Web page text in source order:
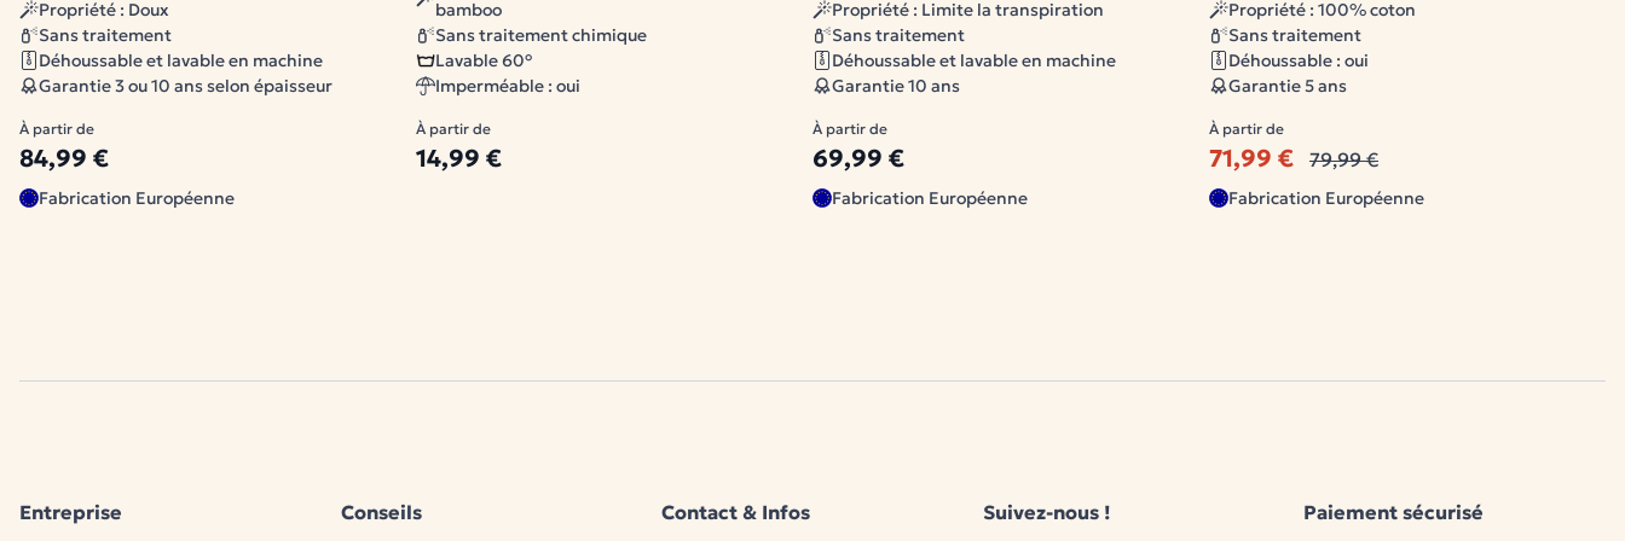
lavage.
Règlement sur la sécurité générale des produits (RSGP) / Notice d'avertissement
Propriété : Doux
Sans traitement
Déhoussable et lavable en machine
Garantie 3 ou 10 ans selon épaisseur
À partir de
84,99 €
Fabrication Européenne
bamboo
Sans traitement chimique
Lavable 60°
Imperméable : oui
À partir de
14,99 €
Propriété : Limite la transpiration
Sans traitement
Déhoussable et lavable en machine
Garantie 10 ans
À partir de
69,99 €
Fabrication Européenne
Propriété : 100% coton
Sans traitement
Déhoussable : oui
Garantie 5 ans
À partir de
71,99 € 79,99 €
Fabrication Européenne
Entreprise Conseils Contact & Infos Suivez-nous ! Paiement sécurisé